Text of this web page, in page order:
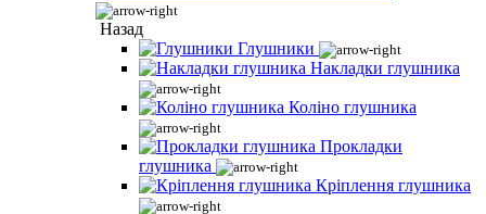
Назад
Глушники
Накладки глушника
Коліно глушника
Прокладки
глушника
Кріплення глушника